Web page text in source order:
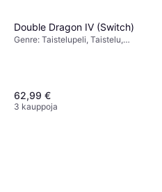
Double Dragon IV (Switch)
Genre: Taistelupeli, Taistelu,
62,99 €
3 kauppoja